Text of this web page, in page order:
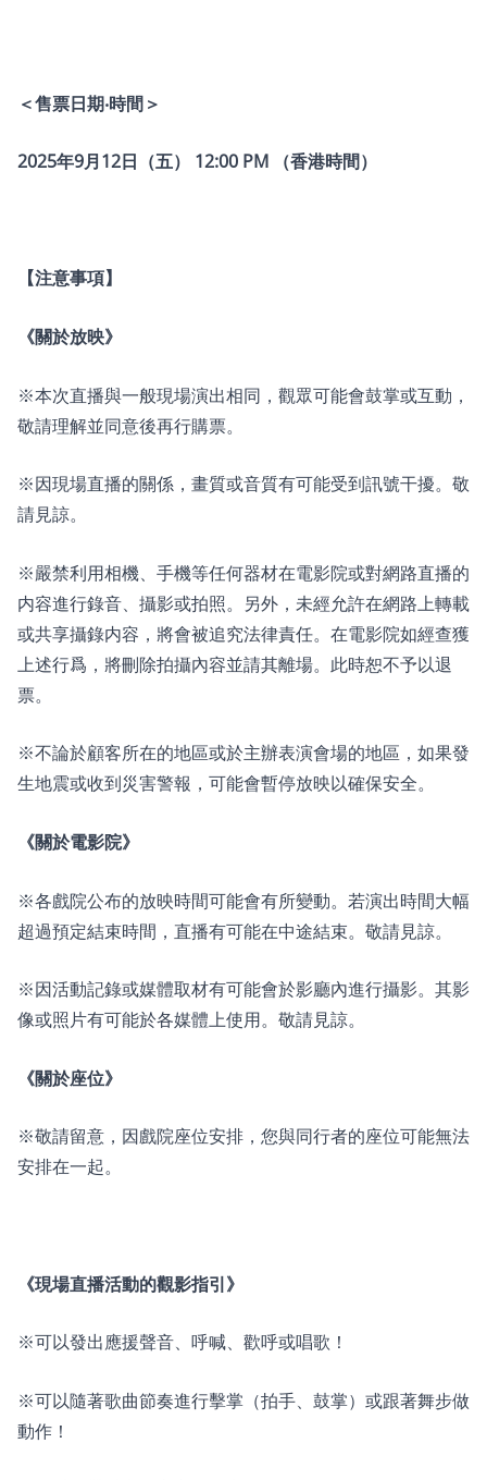
＜售票日期‧時間＞
2025年9月12日（五） 12:00 PM （香港時間）
【注意事項】
《關於放映》
※本次直播與一般現場演出相同，觀眾可能會鼓掌或互動，
敬請理解並同意後再行購票。
※因現場直播的關係，畫質或音質有可能受到訊號干擾。敬
請見諒。
※嚴禁利用相機、手機等任何器材在電影院或對網路直播的
内容進行錄音、攝影或拍照。另外，未經允許在網路上轉載
或共享攝錄内容，將會被追究法律責任。在電影院如經查獲
上述行爲，將刪除拍攝內容並請其離場。此時恕不予以退
票。
※不論於顧客所在的地區或於主辦表演會場的地區，如果發
生地震或收到災害警報，可能會暫停放映以確保安全。
《關於電影院》
※各戲院公布的放映時間可能會有所變動。若演出時間大幅
超過預定結束時間，直播有可能在中途結束。敬請見諒。
※因活動記錄或媒體取材有可能會於影廳內進行攝影。其影
像或照片有可能於各媒體上使用。敬請見諒。
《關於座位》
※敬請留意，因戲院座位安排，您與同行者的座位可能無法
安排在一起。
《現場直播活動的觀影指引》
※可以發出應援聲音、呼喊、歡呼或唱歌！
※可以隨著歌曲節奏進行擊掌（拍手、鼓掌）或跟著舞步做
動作！